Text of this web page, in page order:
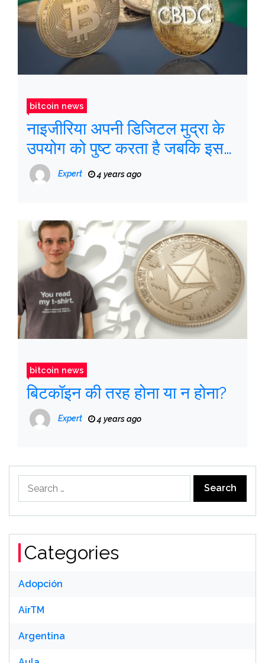
bitcoin news
नाइजीरिया अपनी डिजिटल मुद्रा के
उपयोग को पुष्ट करता है जबकि इसके
निवासी बिटकॉइन को पसंद करते हैं
Expert 4 years ago
bitcoin news
बिटकॉइन की तरह होना या न होना?
Expert 4 years ago
for:
Categories
Adopción
AirTM
Argentina